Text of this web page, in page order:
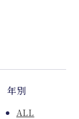
年別
ALL